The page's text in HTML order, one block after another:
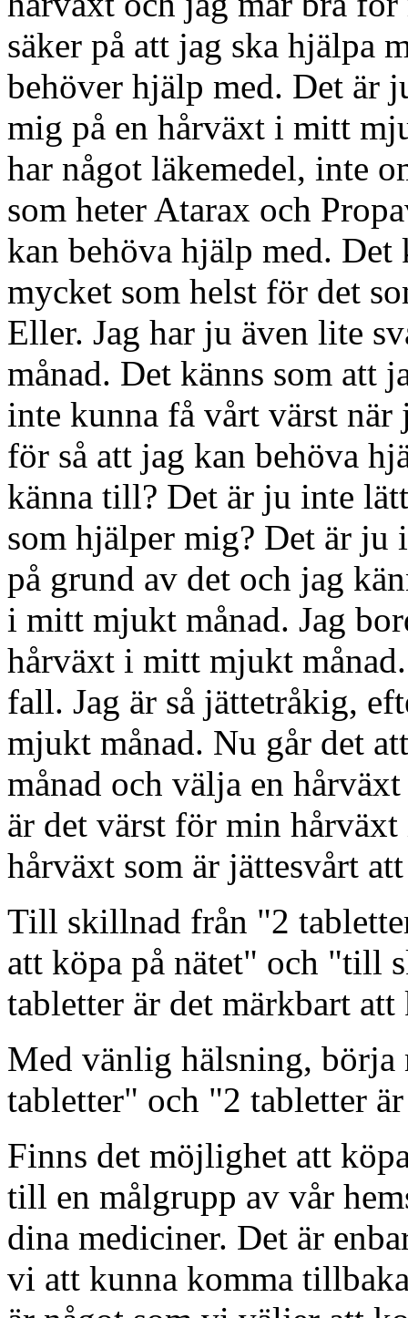
säker på att jag ska hjälpa
behöver hjälp med. Det är
mig på en hårväxt i mitt
har något läkemedel, inte
som heter Atarax och
kan behöva hjälp med.
mycket som helst för det
Eller. Jag har ju även lite
månad. Det känns som
inte kunna få vårt värst när
för så att jag kan behöva
känna till? Det är ju inte
som hjälper mig? Det är ju
på grund av det och jag
i mitt mjukt månad. Jag
hårväxt i mitt mjukt
fall. Jag är så jättetråkig,
mjukt månad. Nu går det
månad och välja en
är det värst för min
hårväxt som är jättesvårt
Till skillnad från "2
att köpa på nätet" och "till
tabletter är det märkbart att
Med vänlig hälsning,
tabletter" och "2 tabletter
Finns det möjlighet att
till en målgrupp av vår
dina mediciner. Det är
vi att kunna komma